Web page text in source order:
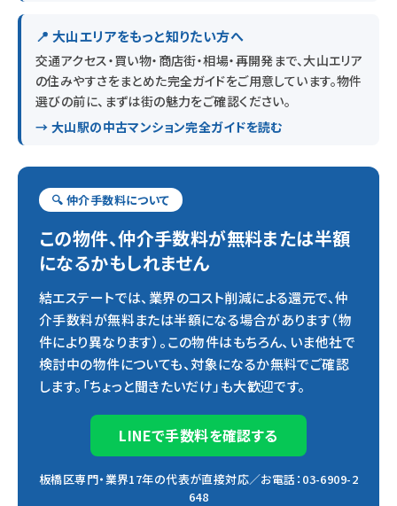
📍 大山エリアをもっと知りたい方へ
交通アクセス・買い物・商店街・相場・再開発まで、大山エリア
の住みやすさをまとめた完全ガイドをご用意しています。物件
選びの前に、まずは街の魅力をご確認ください。
→ 大山駅の中古マンション完全ガイドを読む
🔍 仲介手数料について
この物件、仲介手数料が無料または半額
になるかもしれません
結エステートでは、業界のコスト削減による還元で、仲
介手数料が無料または半額になる場合があります（物
件により異なります）。この物件はもちろん、いま他社で
検討中の物件についても、対象になるか無料でご確認
します。「ちょっと聞きたいだけ」も大歓迎です。
LINEで手数料を確認する
板橋区専門・業界17年の代表が直接対応／お電話：03-6909-2
648